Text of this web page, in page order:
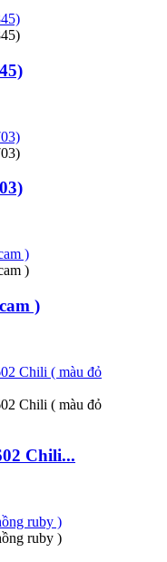
)
Chili...